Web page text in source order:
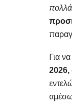
πολλά
Για
2026,